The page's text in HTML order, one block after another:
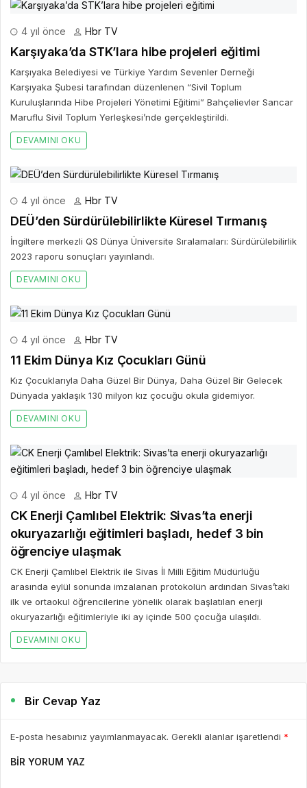
4 yıl önce Hbr TV
Karşıyaka’da STK’lara hibe projeleri eğitimi
Karşıyaka Belediyesi ve Türkiye Yardım Sevenler Derneği
Karşıyaka Şubesi tarafından düzenlenen “Sivil Toplum
Kuruluşlarında Hibe Projeleri Yönetimi Eğitimi” Bahçelievler Sancar
Maruflu Sivil Toplum Yerleşkesi’nde gerçekleştirildi.
DEVAMINI OKU
4 yıl önce Hbr TV
DEÜ’den Sürdürülebilirlikte Küresel Tırmanış
İngiltere merkezli QS Dünya Üniversite Sıralamaları: Sürdürülebilirlik
2023 raporu sonuçları yayınlandı.
DEVAMINI OKU
4 yıl önce Hbr TV
11 Ekim Dünya Kız Çocukları Günü
Kız Çocuklarıyla Daha Güzel Bir Dünya, Daha Güzel Bir Gelecek
Dünyada yaklaşık 130 milyon kız çocuğu okula gidemiyor.
DEVAMINI OKU
4 yıl önce Hbr TV
CK Enerji Çamlıbel Elektrik: Sivas’ta enerji
okuryazarlığı eğitimleri başladı, hedef 3 bin
öğrenciye ulaşmak
CK Enerji Çamlıbel Elektrik ile Sivas İl Milli Eğitim Müdürlüğü
arasında eylül sonunda imzalanan protokolün ardından Sivas’taki
ilk ve ortaokul öğrencilerine yönelik olarak başlatılan enerji
okuryazarlığı eğitimleriyle iki ay içinde 500 çocuğa ulaşıldı.
DEVAMINI OKU
Bir Cevap Yaz
E-posta hesabınız yayımlanmayacak. Gerekli alanlar işaretlendi *
BIR YORUM YAZ